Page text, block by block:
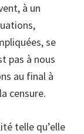
à un
se
pas à nous
au final à
censure.
telle qu’elle